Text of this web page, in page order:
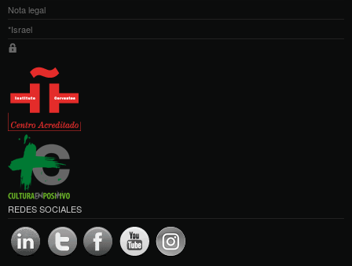
Nota legal
*Israel
REDES SOCIALES